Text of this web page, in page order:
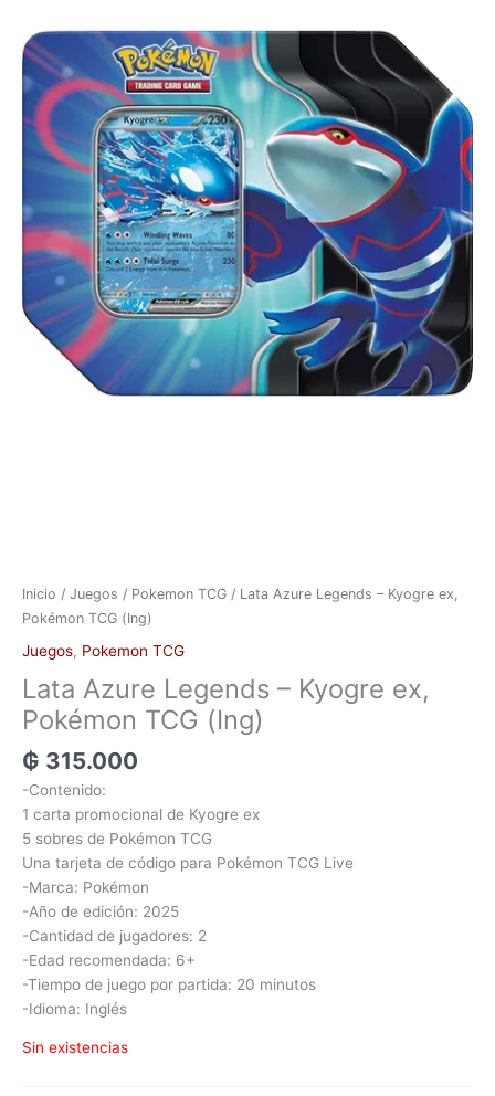
Inicio / Juegos / Pokemon TCG / Lata Azure Legends – Kyogre ex,
Pokémon TCG (Ing)
Juegos, Pokemon TCG
Lata Azure Legends – Kyogre ex,
Pokémon TCG (Ing)
₲ 315.000
-Contenido:
1 carta promocional de Kyogre ex
5 sobres de Pokémon TCG
Una tarjeta de código para Pokémon TCG Live
-Marca: Pokémon
-Año de edición: 2025
-Cantidad de jugadores: 2
-Edad recomendada: 6+
-Tiempo de juego por partida: 20 minutos
-Idioma: Inglés
Sin existencias